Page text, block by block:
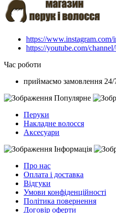
https://
https://youtube.com/
Час роботи
приймаємо замовлення 24/
Популярне
Перуки
Накладне волосся
Аксесуари
Інформація
Про нас
Оплата і доставка
Відгуки
Умови конфіденційності
Політика повернення
Договір оферти